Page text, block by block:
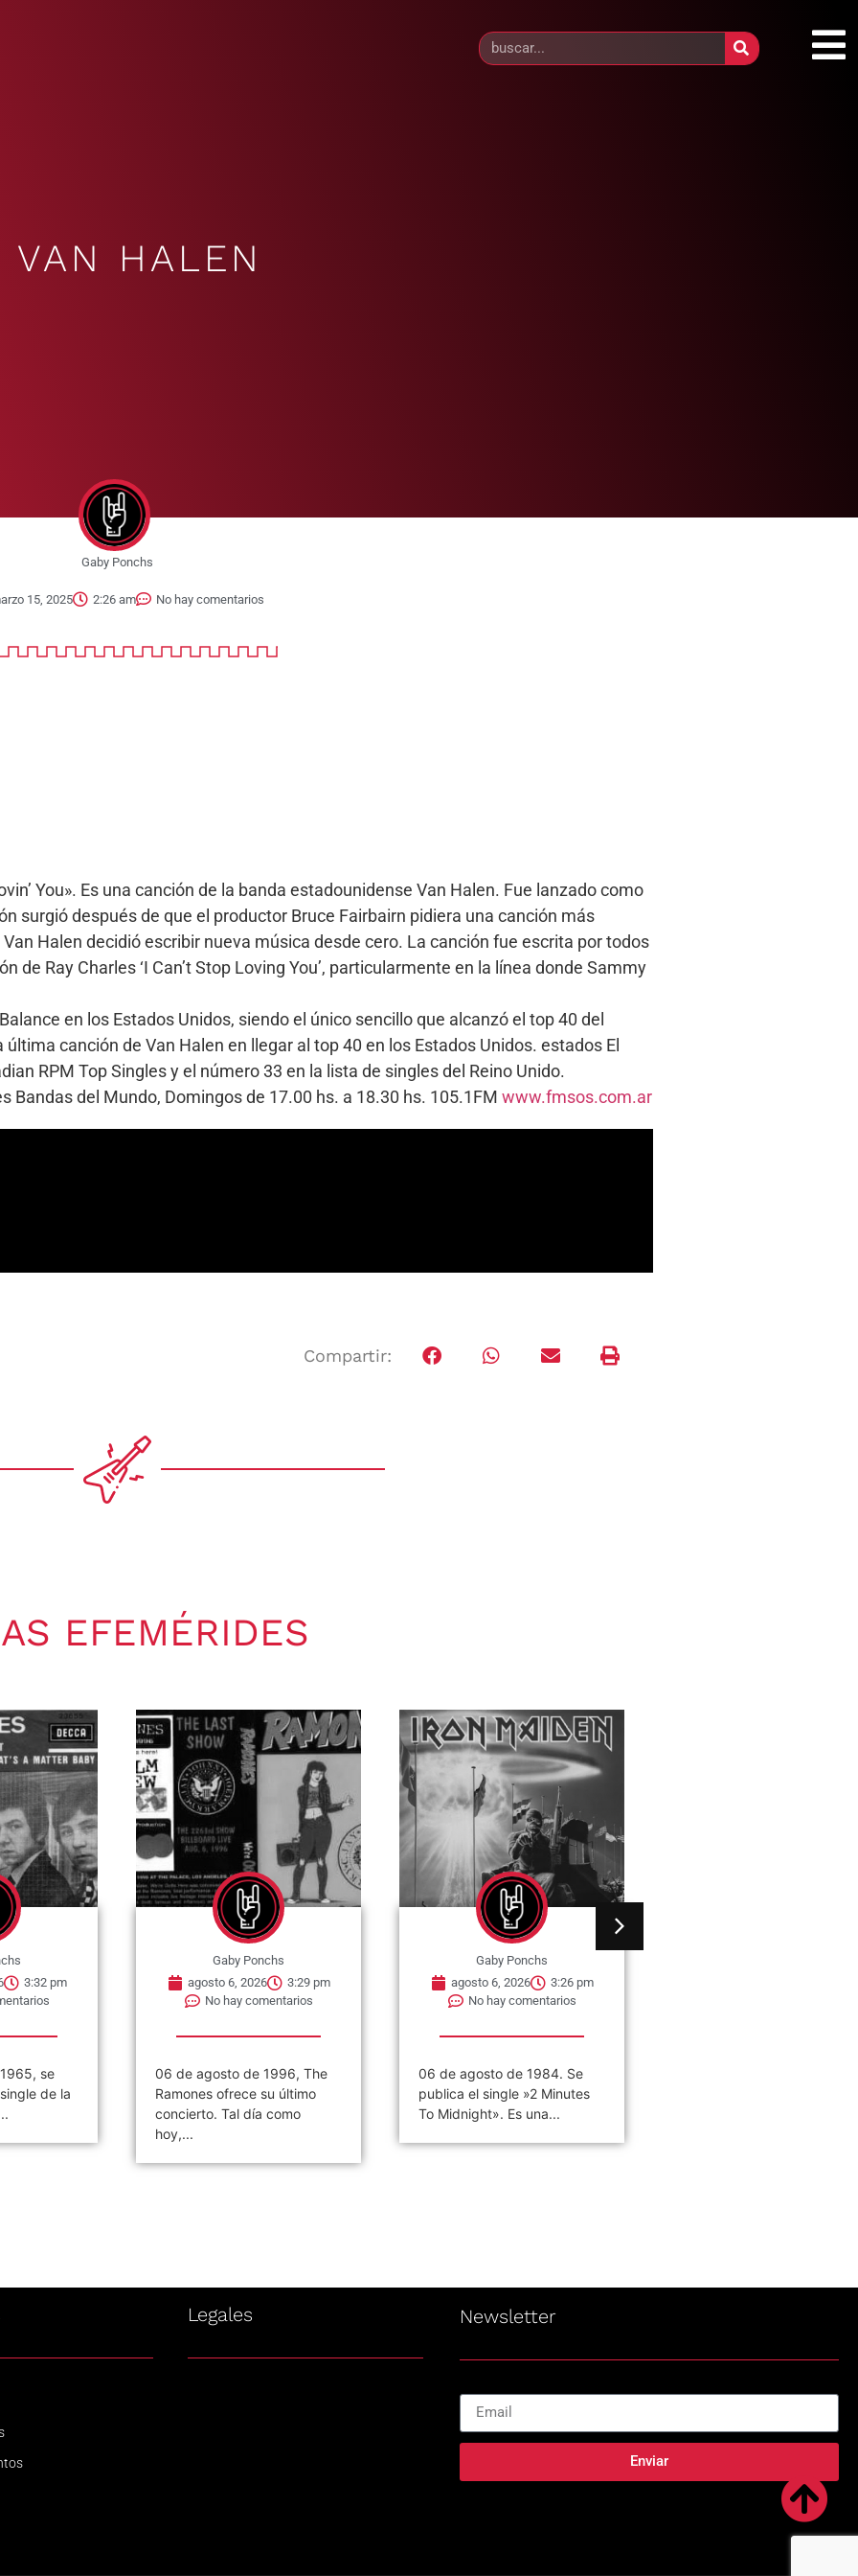
VAN HALEN
Gaby Ponchs
15, 2025 2:26 am No hay comentarios
You». Es una canción de la banda estadounidense Van Halen. Fue lanzado como
surgió después de que el productor Bruce Fairbairn pidiera una canción más
Halen decidió escribir nueva música desde cero. La canción fue escrita por todos
Ray Charles ‘I Can’t Stop Loving You’, particularmente en la línea donde Sammy
en los Estados Unidos, siendo el único sencillo que alcanzó el top 40 del
canción de Van Halen en llegar al top 40 en los Estados Unidos. estados El
RPM Top Singles y el número 33 en la lista de singles del Reino Unido.
Bandas del Mundo, Domingos de 17.00 hs. a 18.30 hs. 105.1FM www.fmsos.com.ar
Compartir:
EFEMÉRIDES
3:32 pm
se
de la
Gaby Ponchs
agosto 6, 2026
3:29 pm
No hay comentarios
06 de agosto de 1996, The
Ramones ofrece su último
concierto. Tal día como
hoy,...
Gaby Ponchs
agosto 6, 2026
3:26 pm
No hay comentarios
06 de agosto de 1984. Se
publica el single »2 Minutes
To Midnight». Es una...
Legales Newsletter
Enviar